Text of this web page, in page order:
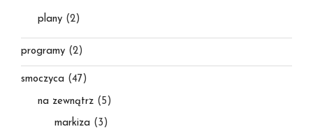
plany (2)
programy (2)
smoczyca (47)
na zewnątrz (5)
markiza (3)